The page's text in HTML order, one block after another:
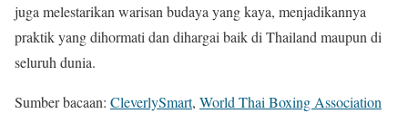
juga melestarikan warisan budaya yang kaya, menjadikannya
praktik yang dihormati dan dihargai baik di Thailand maupun di
seluruh dunia.
Sumber bacaan: CleverlySmart, World Thai Boxing Association